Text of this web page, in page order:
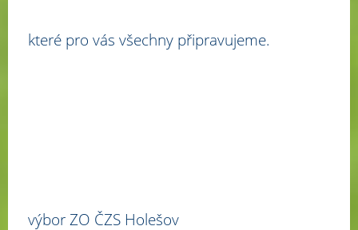
které pro vás všechny připravujeme.
výbor ZO ČZS Holešov